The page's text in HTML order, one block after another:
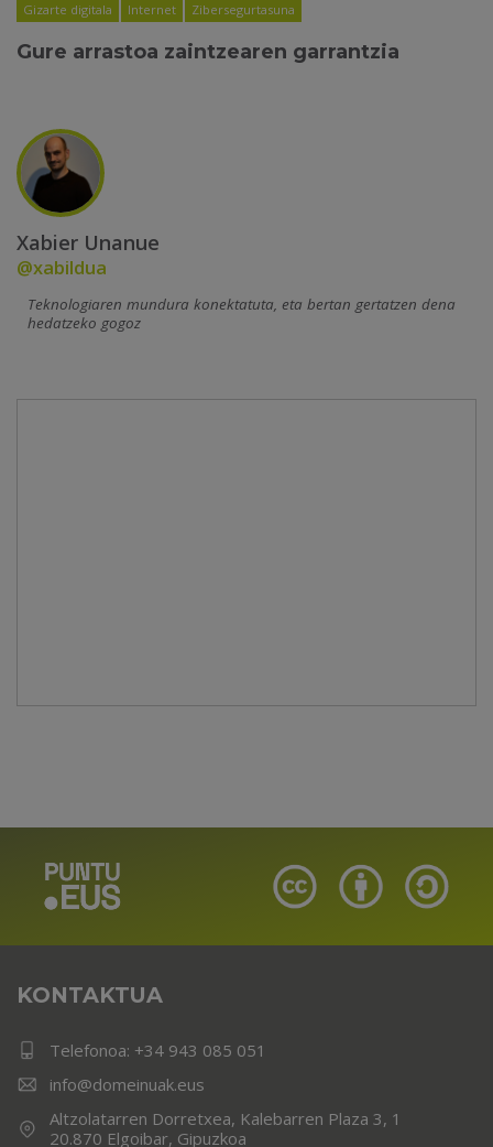
Gizarte digitala Internet Zibersegurtasuna
Gure arrastoa zaintzearen garrantzia
Xabier Unanue
@xabildua
Teknologiaren mundura konektatuta, eta bertan gertatzen dena
hedatzeko gogoz
KONTAKTUA
Telefonoa: +34 943 085 051
info@domeinuak.eus
Altzolatarren Dorretxea, Kalebarren Plaza 3, 1
20.870 Elgoibar, Gipuzkoa